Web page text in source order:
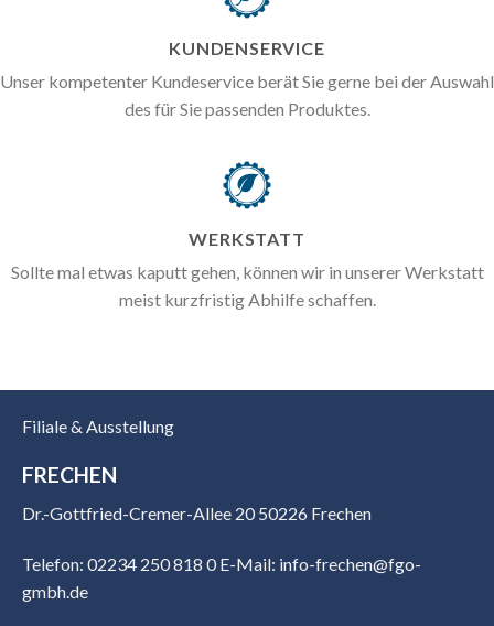
KUNDENSERVICE
Unser kompetenter Kundeservice berät Sie gerne bei der Auswahl
des für Sie passenden Produktes.
WERKSTATT
Sollte mal etwas kaputt gehen, können wir in unserer Werkstatt
meist kurzfristig Abhilfe schaffen.
Filiale & Ausstellung
FRECHEN
Dr.-Gottfried-Cremer-Allee 20 50226 Frechen
Telefon: 02234 250 818 0 E-Mail: info-frechen@fgo-
gmbh.de